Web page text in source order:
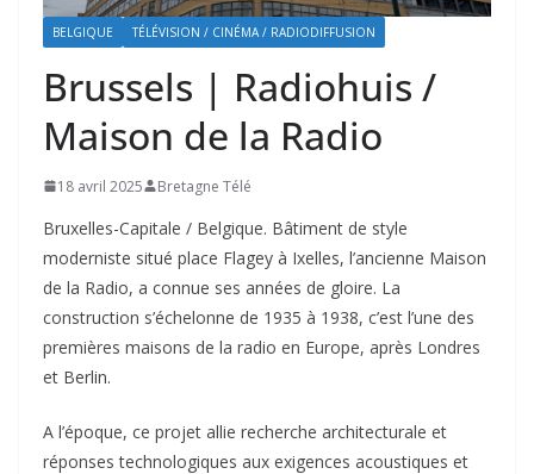
BELGIQUE TÉLÉVISION / CINÉMA / RADIODIFFUSION
Brussels | Radiohuis /
Maison de la Radio
18 avril 2025 Bretagne Télé
Bruxelles-Capitale / Belgique. Bâtiment de style
moderniste situé place Flagey à Ixelles, l’ancienne Maison
de la Radio, a connue ses années de gloire. La
construction s’échelonne de 1935 à 1938, c’est l’une des
premières maisons de la radio en Europe, après Londres
et Berlin.
A l’époque, ce projet allie recherche architecturale et
réponses technologiques aux exigences acoustiques et